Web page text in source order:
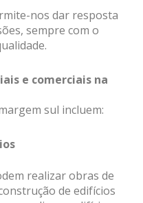
nos dar resposta
sempre com o
e comerciais na
sul incluem:
realizar obras de
de edifícios